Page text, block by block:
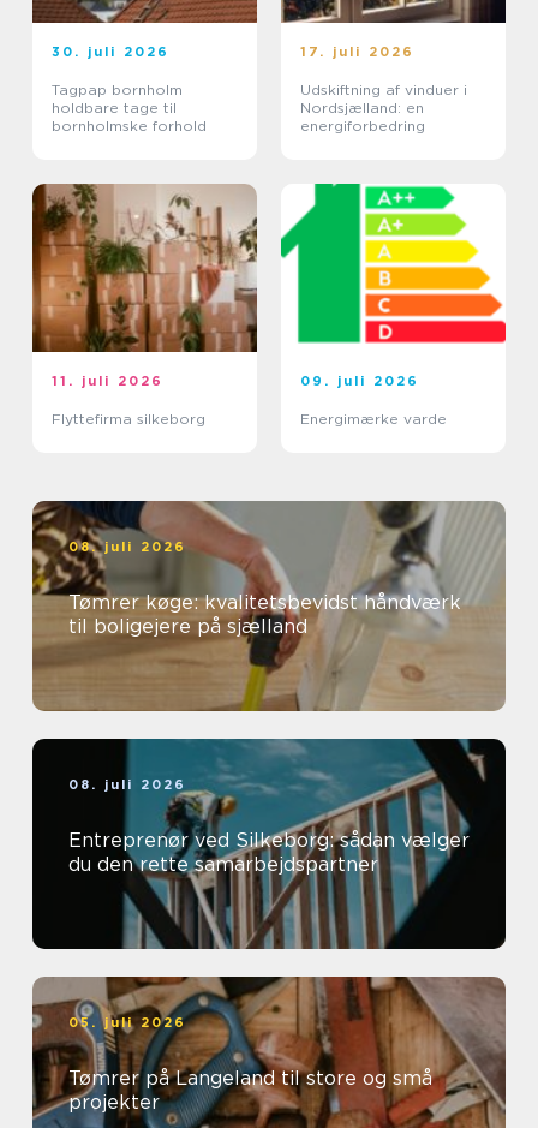
30. juli 2026
Tagpap bornholm
holdbare tage til
bornholmske forhold
17. juli 2026
Udskiftning af vinduer i
Nordsjælland: en
energiforbedring
11. juli 2026
Flyttefirma silkeborg
09. juli 2026
Energimærke varde
08. juli 2026
Tømrer køge: kvalitetsbevidst håndværk
til boligejere på sjælland
08. juli 2026
Entreprenør ved Silkeborg: sådan vælger
du den rette samarbejdspartner
05. juli 2026
Tømrer på Langeland til store og små
projekter